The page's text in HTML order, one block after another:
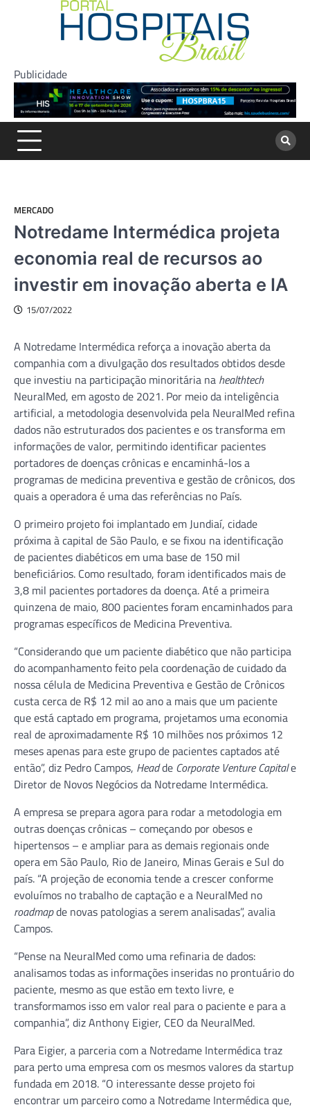
Publicidade
MERCADO
Notredame Intermédica projeta
economia real de recursos ao
investir em inovação aberta e IA
15/07/2022
A Notredame Intermédica reforça a inovação aberta da
companhia com a divulgação dos resultados obtidos desde
que investiu na participação minoritária na healthtech
NeuralMed, em agosto de 2021. Por meio da inteligência
artificial, a metodologia desenvolvida pela NeuralMed refina
dados não estruturados dos pacientes e os transforma em
informações de valor, permitindo identificar pacientes
portadores de doenças crônicas e encaminhá-los a
programas de medicina preventiva e gestão de crônicos, dos
quais a operadora é uma das referências no País.
O primeiro projeto foi implantado em Jundiaí, cidade
próxima à capital de São Paulo, e se fixou na identificação
de pacientes diabéticos em uma base de 150 mil
beneficiários. Como resultado, foram identificados mais de
3,8 mil pacientes portadores da doença. Até a primeira
quinzena de maio, 800 pacientes foram encaminhados para
programas específicos de Medicina Preventiva.
“Considerando que um paciente diabético que não participa
do acompanhamento feito pela coordenação de cuidado da
nossa célula de Medicina Preventiva e Gestão de Crônicos
custa cerca de R$ 12 mil ao ano a mais que um paciente
que está captado em programa, projetamos uma economia
real de aproximadamente R$ 10 milhões nos próximos 12
meses apenas para este grupo de pacientes captados até
então”, diz Pedro Campos, Headde Corporate Venture Capitale
Diretor de Novos Negócios da Notredame Intermédica.
A empresa se prepara agora para rodar a metodologia em
outras doenças crônicas – começando por obesos e
hipertensos – e ampliar para as demais regionais onde
opera em São Paulo, Rio de Janeiro, Minas Gerais e Sul do
país. “A projeção de economia tende a crescer conforme
evoluímos no trabalho de captação e a NeuralMed no
roadmapde novas patologias a serem analisadas”, avalia
Campos.
“Pense na NeuralMed como uma refinaria de dados:
analisamos todas as informações inseridas no prontuário do
paciente, mesmo as que estão em texto livre, e
transformamos isso em valor real para o paciente e para a
companhia”, diz Anthony Eigier, CEO da NeuralMed.
Para Eigier, a parceria com a Notredame Intermédica traz
para perto uma empresa com os mesmos valores da startup
fundada em 2018. “O interessante desse projeto foi
encontrar um parceiro como a Notredame Intermédica que,